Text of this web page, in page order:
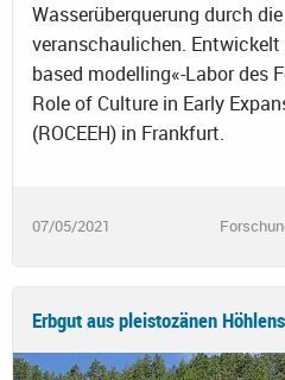
Wasserüberquerung durch
veranschaulichen. Entwickelt
based modelling«-Labor des
Role of Culture in Early
(ROCEEH) in Frankfurt.
07/05/2021
Erbgut aus pleistozänen